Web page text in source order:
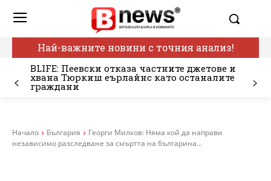
Най-важните новини с точния анализ!
BLIFE: Пеевски отказа частните джетове и
хвана Тюркиш еърлайнс като останалите
граждани
Начало България
Георги Милков: Няма кой да направи
независимо разследване за смъртта на българина...